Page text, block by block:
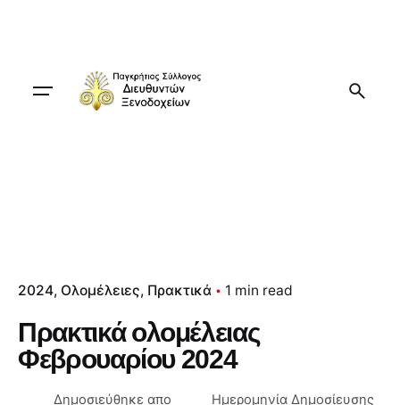
2024 Ολομέλειες Πρακτικά 1 min read
Πρακτικά ολομέλειας
Φεβρουαρίου 2024
Δημοσιεύθηκε απο Ημερομηνία Δημοσίευσης